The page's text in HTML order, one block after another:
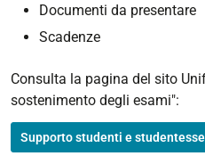
Documenti da presentare
Scadenze
Consulta la pagina del sito
sostenimento degli esami":
Supporto studenti e